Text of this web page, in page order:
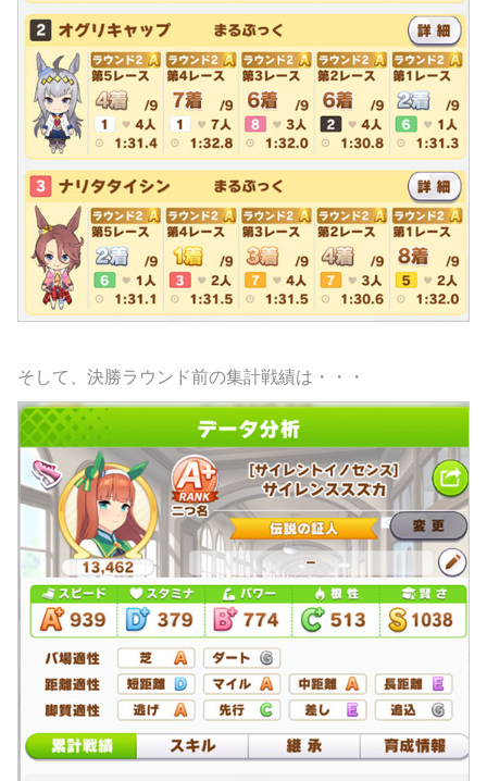
そして、決勝ラウンド前の集計戦績は・・・